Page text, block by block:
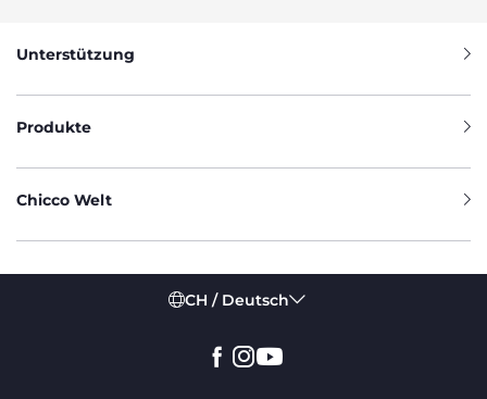
Unterstützung
Produkte
Chicco Welt
CH / Deutsch